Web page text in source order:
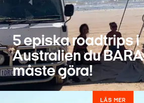
5 episka roadtrips i
Australien du BARA
måste göra!
LÄS MER